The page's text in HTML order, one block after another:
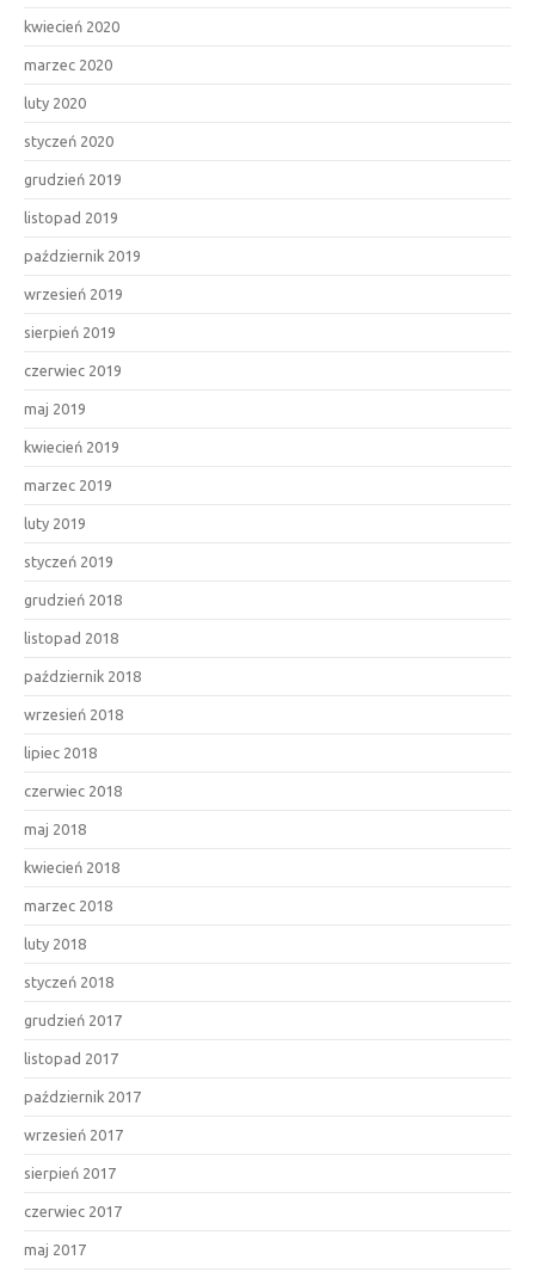
kwiecień 2020
marzec 2020
luty 2020
styczeń 2020
grudzień 2019
listopad 2019
październik 2019
wrzesień 2019
sierpień 2019
czerwiec 2019
maj 2019
kwiecień 2019
marzec 2019
luty 2019
styczeń 2019
grudzień 2018
listopad 2018
październik 2018
wrzesień 2018
lipiec 2018
czerwiec 2018
maj 2018
kwiecień 2018
marzec 2018
luty 2018
styczeń 2018
grudzień 2017
listopad 2017
październik 2017
wrzesień 2017
sierpień 2017
czerwiec 2017
maj 2017